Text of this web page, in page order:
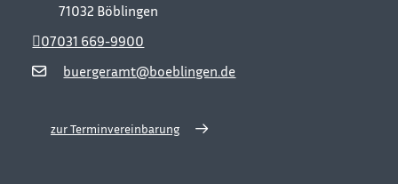
71032 Böblingen
buergeramt@boeblingen.de
07031 669-9900
zur Terminvereinbarung